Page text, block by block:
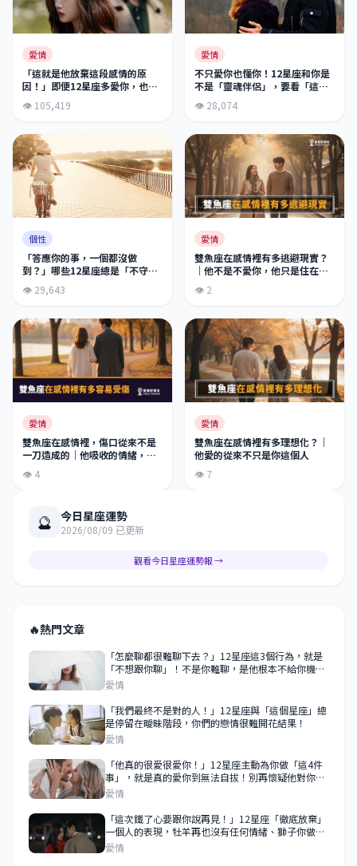
愛情
「這就是他放棄這段感情的原
因！」即便12星座多愛你，也會
由也太讓人傻眼了吧！
👁 105,419
愛情
不只愛你也懂你！12星座和你是
不是「靈魂伴侶」，要看「這個
👁 28,074
個性
「答應你的事，一個都沒做
到？」哪些12星座總是「不守信
👁 29,643
愛情
雙魚座在感情裡有多逃避現實？
｜他不是不愛你，他只是住在另
👁 2
愛情
雙魚座在感情裡，傷口從來不是
一刀造成的｜他吸收的情緒，比
👁 4
愛情
雙魚座在感情裡有多理想化？｜
他愛的從來不只是你這個人
👁 7
🔮 今日星座運勢
2026/08/09 已更新
觀看今日星座運勢報 →
🔥熱門文章
「怎麼聊都很難聊下去？」12星座這3個行為，就是
「不想跟你聊」！不是你難聊，是他根本不給你機
會！
愛情
「我們最終不是對的人！」12星座與「這個星座」總
是停留在曖昧階段，你們的戀情很難開花結果！
愛情
「他真的很愛很愛你！」12星座主動為你做「這4件
事」，就是真的愛你到無法自拔！別再懷疑他對你的
愛！
愛情
「這次鐵了心要跟你說再見！」12星座「徹底放棄」
一個人的表現，牡羊再也沒有任何情緒、獅子你做什
麼都無所謂！
愛情